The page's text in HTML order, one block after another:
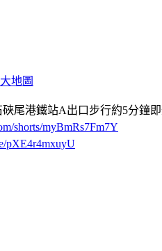
地圖
尾港鐵站A出口步行約5分鐘
shorts/myBmRs7Fm7Y
pXE4r4mxuyU